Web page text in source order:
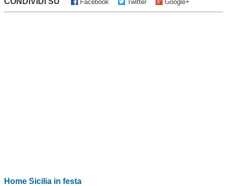
Facebook Twitter Google+
Home Sicilia in festa